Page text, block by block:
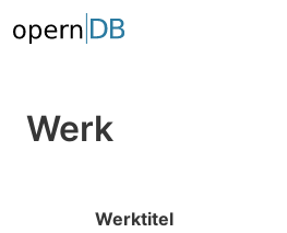
Werk
Werktitel